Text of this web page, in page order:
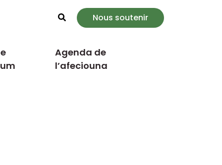
Rechercher
Nous soutenir
Agenda de
l’afeciouna